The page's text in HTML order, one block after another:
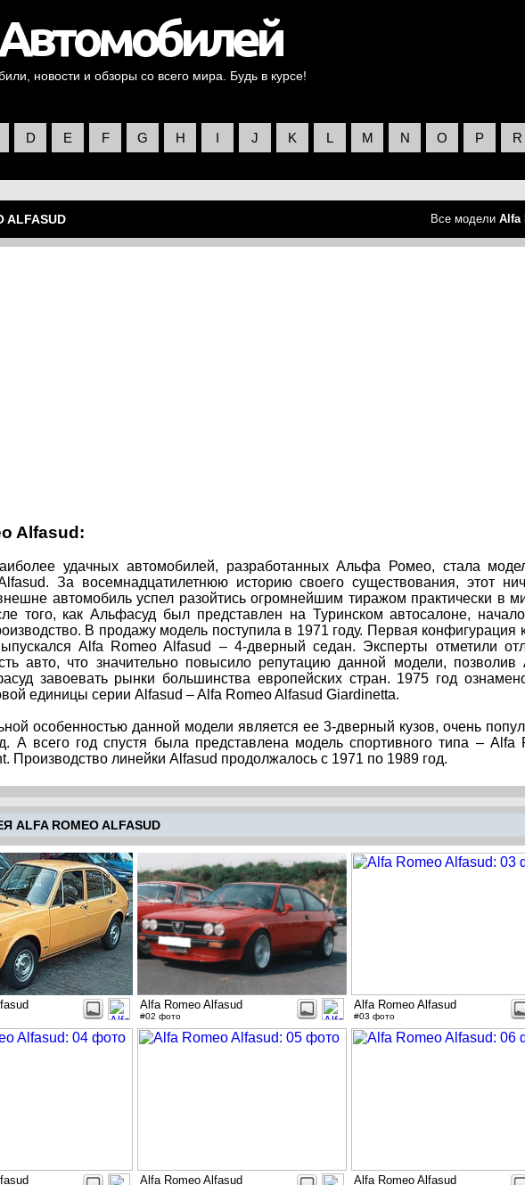
новости и обзоры со всего мира. Будь в курсе!
D E F G H I J K L M N O P R
ALFASUD Все модели Alfa
Alfasud:
удачных автомобилей, разработанных Альфа Ромео, стала
За восемнадцатилетнюю историю своего существования, этот
автомобиль успел разойтись огромнейшим тиражом практически в
того, как Альфасуд был представлен на Туринском автосалоне,
В продажу модель поступила в 1971 году. Первая конфигурация
Alfa Romeo Alfasud – 4-дверный седан. Эксперты отметили
авто, что значительно повысило репутацию данной модели,
завоевать рынки большинства европейских стран. 1975 год
единицы серии Alfasud – Alfa Romeo Alfasud Giardinetta.
особенностью данной модели является ее 3-дверный кузов, очень
А всего год спустя была представлена модель спортивного типа – Alfa
Производство линейки Alfasud продолжалось с 1971 по 1989 год.
ALFA ROMEO ALFASUD
Alfa Romeo Alfasud
#02 фото
Alfa Romeo Alfasud
#03 фото
Alfa Romeo Alfasud Alfa Romeo Alfasud